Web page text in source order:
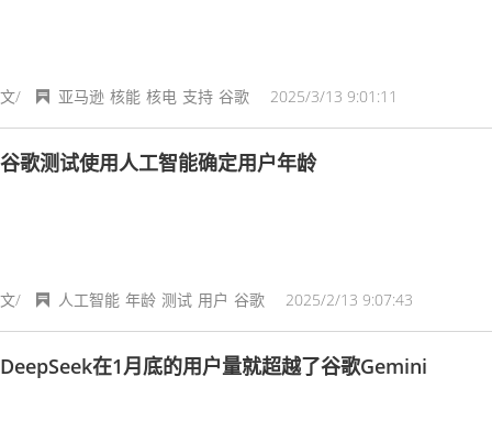
文/ 2025/3/13 9:01:11
亚马逊 核能 核电 支持 谷歌
谷歌测试使用人工智能确定用户年龄
文/ 2025/2/13 9:07:43
人工智能 年龄 测试 用户 谷歌
DeepSeek在1月底的用户量就超越了谷歌Gemini